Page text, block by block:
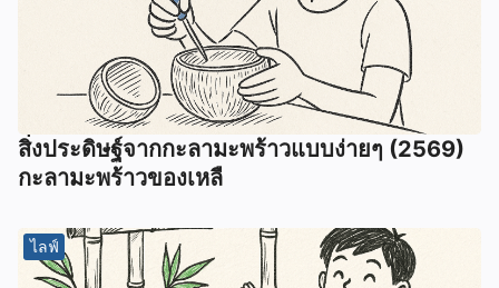
สิ่งประดิษฐ์จากกะลามะพร้าวแบบง่ายๆ (2569)
กะลามะพร้าวของเหลื
ไลฟ์